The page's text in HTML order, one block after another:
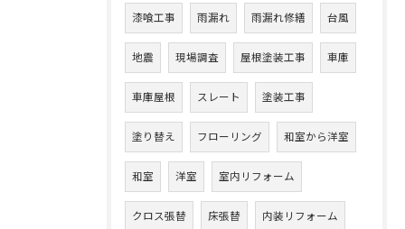
漆喰工事 雨漏れ 雨漏れ修繕 台風
地震 現場調査 屋根塗装工事 車庫
車庫屋根 スレート 塗装工事
塗り替え フローリング 和室から洋室
和室 洋室 室内リフォーム
クロス張替 床張替 内装リフォーム